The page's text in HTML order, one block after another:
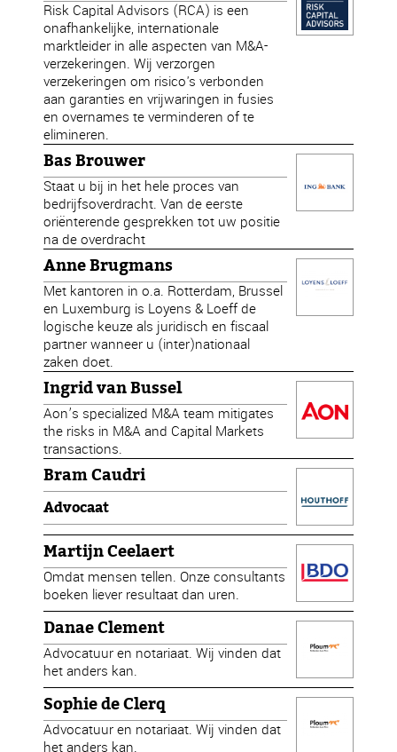
Risk Capital Advisors (RCA) is een
onafhankelijke, internationale
marktleider in alle aspecten van M&A-
verzekeringen. Wij verzorgen
verzekeringen om risico's verbonden
aan garanties en vrijwaringen in fusies
en overnames te verminderen of te
elimineren.
Bas Brouwer
Staat u bij in het hele proces van
bedrijfsoverdracht. Van de eerste
oriënterende gesprekken tot uw positie
na de overdracht
Anne Brugmans
Met kantoren in o.a. Rotterdam, Brussel
en Luxemburg is Loyens & Loeff de
logische keuze als juridisch en fiscaal
partner wanneer u (inter)nationaal
zaken doet.
Ingrid van Bussel
Aon’s specialized M&A team mitigates
the risks in M&A and Capital Markets
transactions.
Bram Caudri
Advocaat
Martijn Ceelaert
Omdat mensen tellen. Onze consultants
boeken liever resultaat dan uren.
Danae Clement
Advocatuur en notariaat. Wij vinden dat
het anders kan.
Sophie de Clerq
Advocatuur en notariaat. Wij vinden dat
het anders kan.